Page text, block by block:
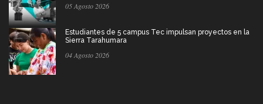
05 Agosto 2026
Estudiantes de 5 campus Tec impulsan proyectos en la
Sierra Tarahumara
04 Agosto 2026